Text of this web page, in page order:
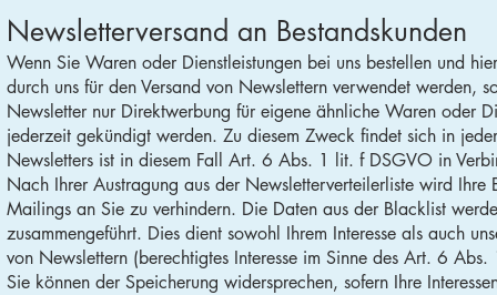
Newsletterversand an Bestandskunden
Wenn Sie Waren oder Dienstleistungen bei uns bestellen und
durch uns für den Versand von Newslettern verwendet werden,
Newsletter nur Direktwerbung für eigene ähnliche Waren oder
jederzeit gekündigt werden. Zu diesem Zweck findet sich in
Newsletters ist in diesem Fall Art. 6 Abs. 1 lit. f DSGVO in
Nach Ihrer Austragung aus der Newsletterverteilerliste wird
Mailings an Sie zu verhindern. Die Daten aus der Blacklist
zusammengeführt. Dies dient sowohl Ihrem Interesse als auch
von Newslettern (berechtigtes Interesse im Sinne des Art. 6
Sie können der Speicherung widersprechen, sofern Ihre